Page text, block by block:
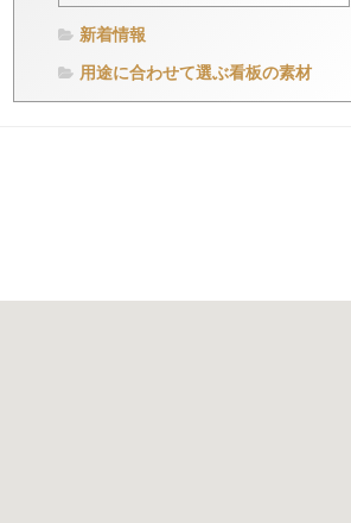
新着情報
用途に合わせて選ぶ看板の素材